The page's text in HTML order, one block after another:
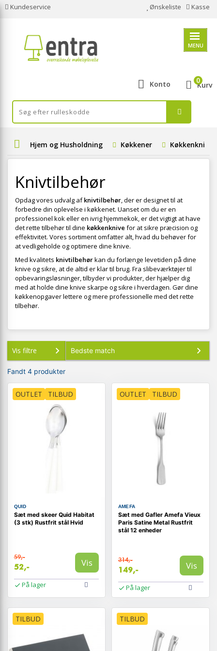
Kundeservice Ønskeliste Kasse
MENU
Konto Kurv
0
Hjem og Husholdning Køkkener Køkkenknive
Knivtilbehør
Opdag vores udvalg afknivtilbehør, der er designet til at
forbedre din oplevelse i køkkenet. Uanset om du er en
professionel kok eller en ivrig hjemmekok, er det vigtigt at have
det rette tilbehør til dine køkkenknive for at sikre præcision og
effektivitet. Vores sortiment omfatter alt, hvad du behøver for
at vedligeholde og optimere dine knive.
Med kvalitets knivtilbehørkan du forlænge levetiden på dine
knive og sikre, at de altid er klar til brug. Fra slibeværktøjer til
opbevaringsløsninger, tilbyder vi produkter, der hjælper dig
med at holde dine knive skarpe og sikre i hverdagen. Gør dine
køkkenopgaver lettere og mere professionelle med det rette
tilbehør.
Vis filtre
Fandt 4 produkter
OUTLET TILBUD
QUID
Sæt med skeer Quid Habitat
(3 stk) Rustfrit stål Hvid
59,-
52,- Vis
På lager
OUTLET TILBUD
AMEFA
Sæt med Gafler Amefa Vieux
Paris Satine Metal Rustfrit
stål 12 enheder
314,-
149,- Vis
På lager
TILBUD TILBUD